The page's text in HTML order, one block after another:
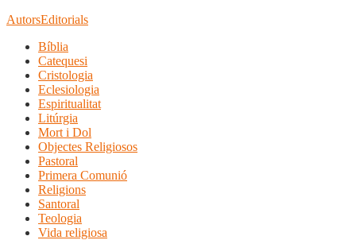
AutorsEditorials
Bíblia
Catequesi
Cristologia
Eclesiologia
Espiritualitat
Litúrgia
Mort i Dol
Objectes Religiosos
Pastoral
Primera Comunió
Religions
Santoral
Teologia
Vida religiosa